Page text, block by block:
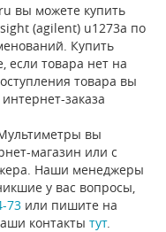
вы можете купить
(agilent) u1273a по
Купить
если товара нет на
товара вы
заказа
вы
магазин или с
Наши менеджеры
у вас вопросы,
73 или пишите на
контакты тут.